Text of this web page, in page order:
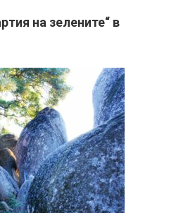
на зелените“ в